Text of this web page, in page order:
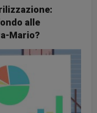
alle
Mario?